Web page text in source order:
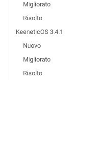
Migliorato
Risolto
KeeneticOS 3.4.1
Nuovo
Migliorato
Risolto